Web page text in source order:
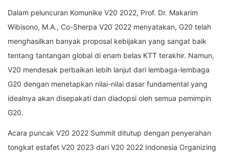
Dalam peluncuran Komunike V20 2022, Prof. Dr. Makarim
Wibisono, M.A., Co-Sherpa V20 2022 menyatakan, G20 telah
menghasilkan banyak proposal kebijakan yang sangat baik
tentang tantangan global di enam belas KTT terakhir. Namun,
V20 mendesak perbaikan lebih lanjut dari lembaga-lembaga
G20 dengan menetapkan nilai-nilai dasar fundamental yang
idealnya akan disepakati dan diadopsi oleh semua pemimpin
G20.
Acara puncak V20 2022 Summit ditutup dengan penyerahan
tongkat estafet V20 2023 dari V20 2022 Indonesia Organizing